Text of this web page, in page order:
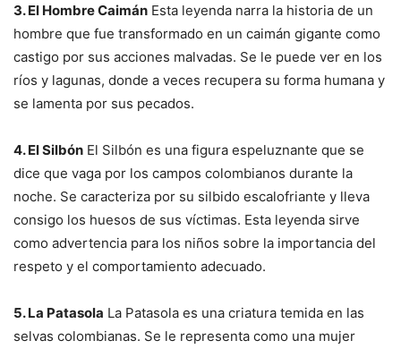
3. El Hombre Caimán Esta leyenda narra la historia de un
hombre que fue transformado en un caimán gigante como
castigo por sus acciones malvadas. Se le puede ver en los
ríos y lagunas, donde a veces recupera su forma humana y
se lamenta por sus pecados.
4. El Silbón El Silbón es una figura espeluznante que se
dice que vaga por los campos colombianos durante la
noche. Se caracteriza por su silbido escalofriante y lleva
consigo los huesos de sus víctimas. Esta leyenda sirve
como advertencia para los niños sobre la importancia del
respeto y el comportamiento adecuado.
5. La Patasola La Patasola es una criatura temida en las
selvas colombianas. Se le representa como una mujer